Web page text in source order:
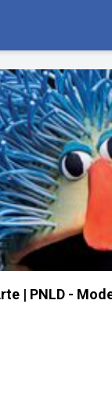
| PNLD -